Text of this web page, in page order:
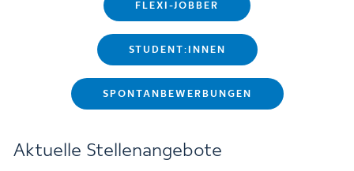
FLEXI-JOBBER
STUDENT:INNEN
SPONTANBEWERBUNGEN
Aktuelle Stellenangebote